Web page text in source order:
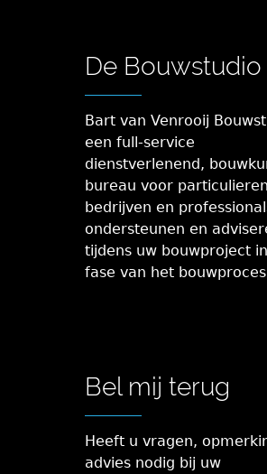
De Bouwstudio
Bart van Venrooij
een full-service
dienstverlenend,
bureau voor
bedrijven en
ondersteunen en
tijdens uw bouwproject
fase van het
Bel mij terug
Heeft u vragen,
advies nodig bij uw